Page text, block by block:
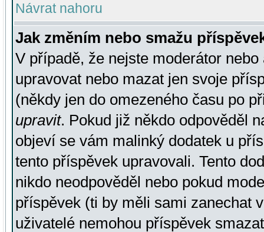
Návrat nahoru
Jak změním nebo smažu
V případě, že nejste moderátor
upravovat nebo mazat jen svoje
(někdy jen do omezeného času po
upravit. Pokud již někdo odpověděl
objeví se vám malinký dodatek u
tento příspěvek upravovali. Tento
nikdo neodpověděl nebo pokud
příspěvek (ti by měli sami zanechat
uživatelé nemohou příspěvek